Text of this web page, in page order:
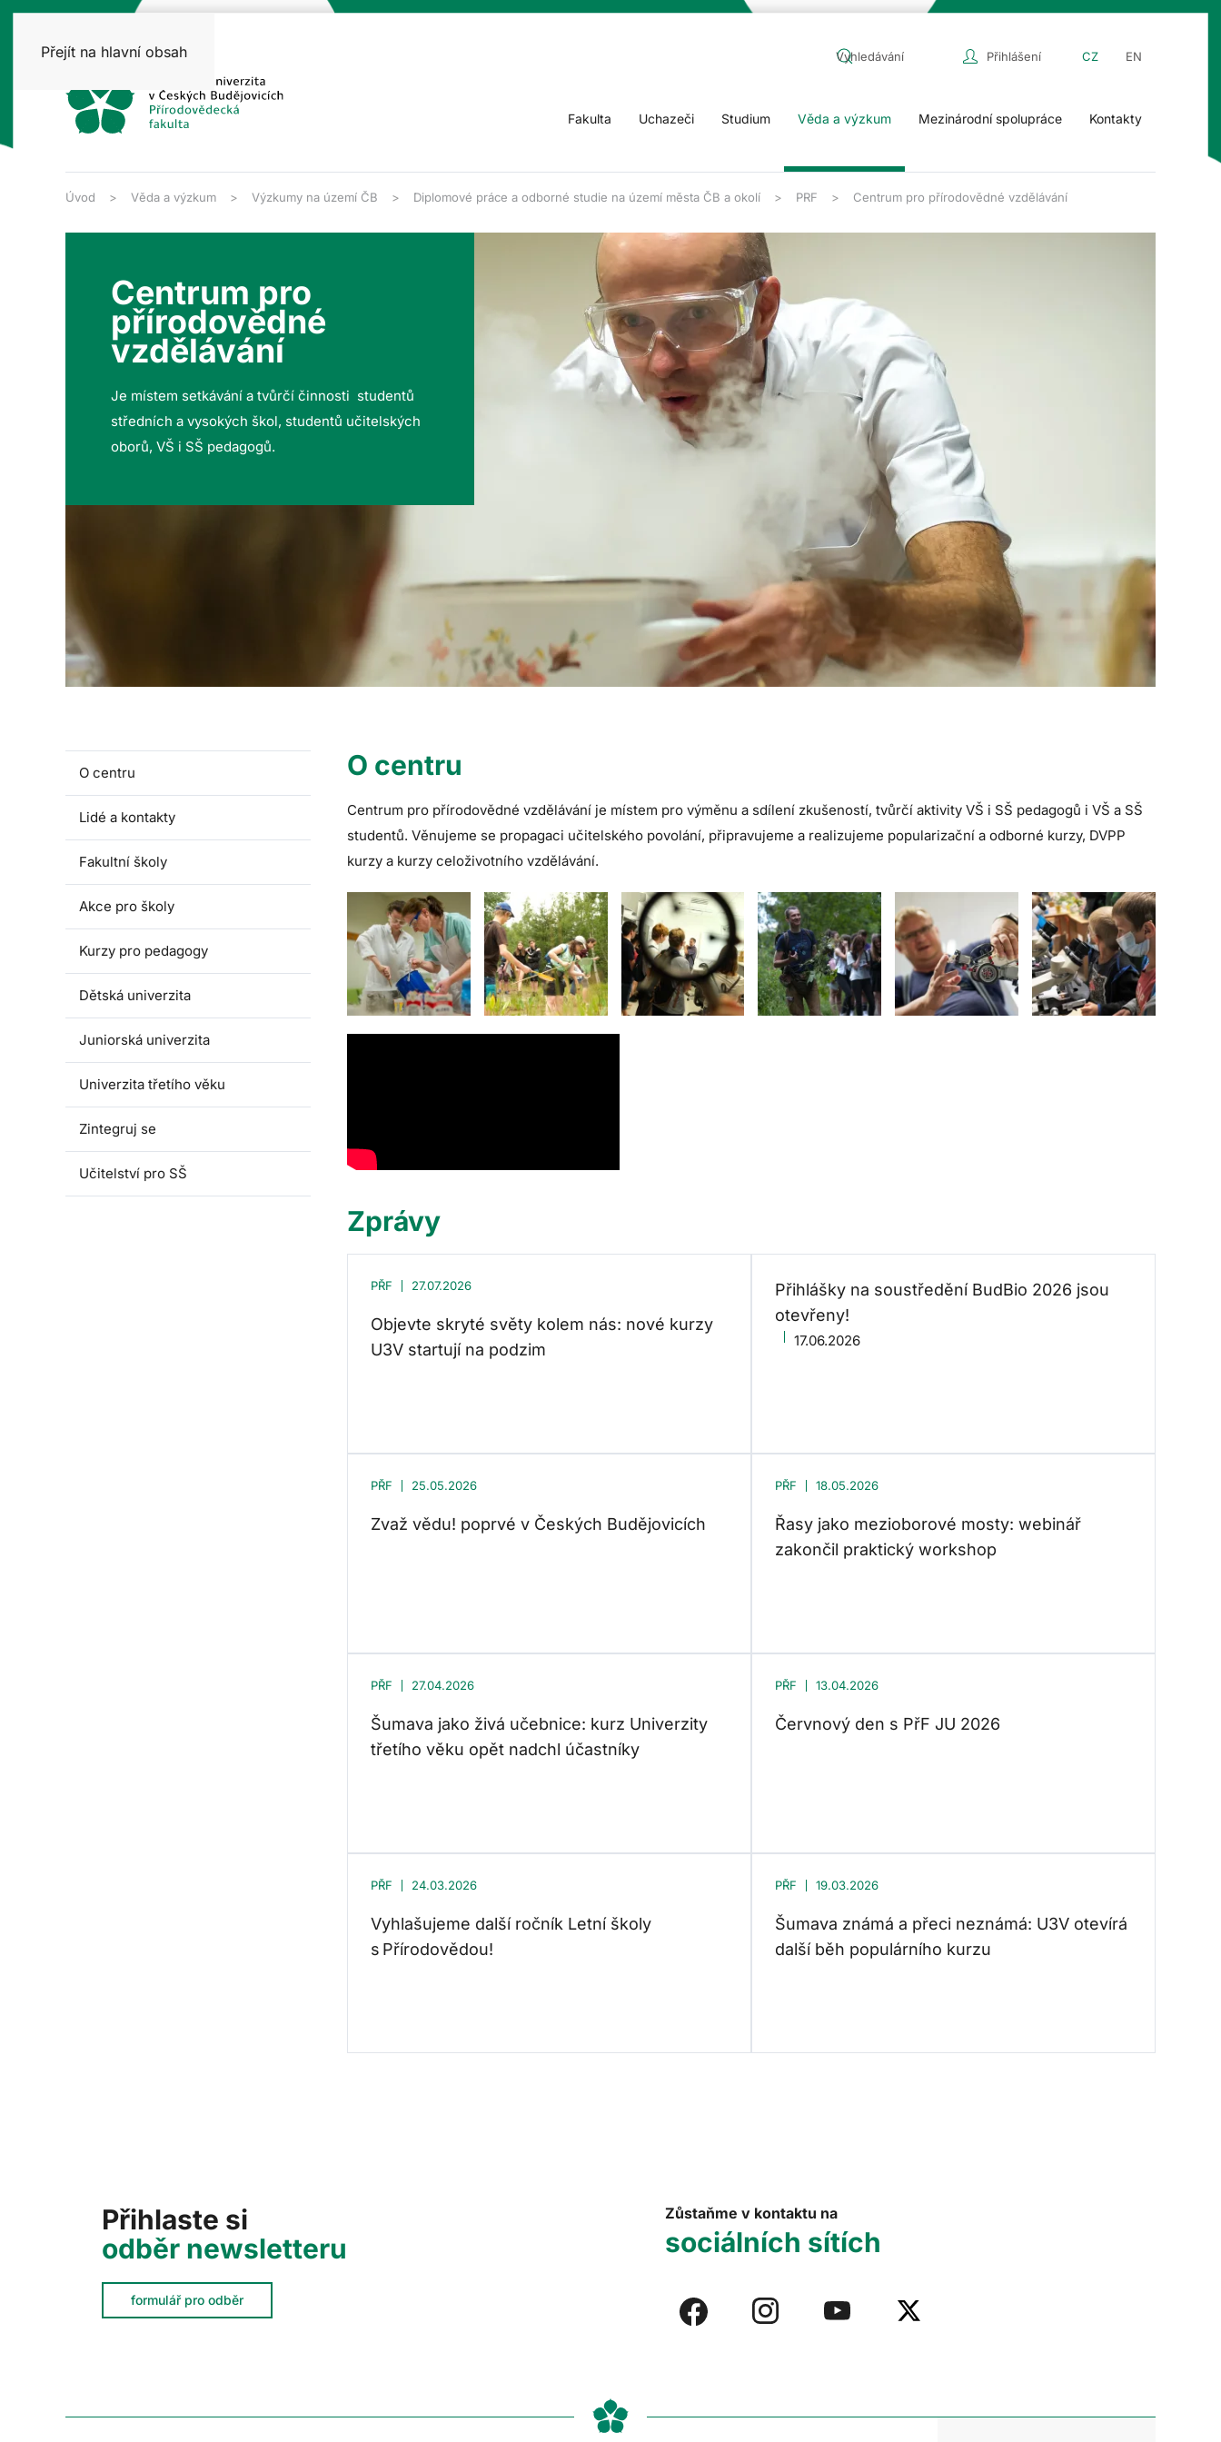
Přejít na hlavní obsah Přihlášení CZ EN
Fakulta Uchazeči Studium Věda a výzkum Mezinárodní spolupráce Kontakty
Úvod Věda a výzkum Výzkumy na území ČB Diplomové práce a odborné studie na území města ČB a okolí PRF Centrum pro přírodovědné vzdělávání
Centrum pro
přírodovědné
vzdělávání
Je místem setkávání a tvůrčí činnosti studentů
středních a vysokých škol, studentů učitelských
oborů, VŠ i SŠ pedagogů.
O centru
Lidé a kontakty
Fakultní školy
Akce pro školy
Kurzy pro pedagogy
Dětská univerzita
Juniorská univerzita
Univerzita třetího věku
Zintegruj se
Učitelství pro SŠ
O centru
Centrum pro přírodovědné vzdělávání je místem pro výměnu a sdílení zkušeností, tvůrčí aktivity VŠ i SŠ pedagogů i VŠ a SŠ
studentů. Věnujeme se propagaci učitelského povolání, připravujeme a realizujeme popularizační a odborné kurzy, DVPP
kurzy a kurzy celoživotního vzdělávání.
Zprávy
PŘF 27.07.2026
Objevte skryté světy kolem nás: nové kurzy
U3V startují na podzim
Přihlášky na soustředění BudBio 2026 jsou
otevřeny!
17.06.2026
PŘF 25.05.2026
Zvaž vědu! poprvé v Českých Budějovicích
PŘF 18.05.2026
Řasy jako mezioborové mosty: webinář
zakončil praktický workshop
PŘF 27.04.2026
Šumava jako živá učebnice: kurz Univerzity
třetího věku opět nadchl účastníky
PŘF 13.04.2026
Červnový den s PřF JU 2026
PŘF 24.03.2026
Vyhlašujeme další ročník Letní školy
s Přírodovědou!
PŘF 19.03.2026
Šumava známá a přeci neznámá: U3V otevírá
další běh populárního kurzu
Přihlaste si
odběr newsletteru
formulář pro odběr
Zůstaňme v kontaktu na
sociálních sítích